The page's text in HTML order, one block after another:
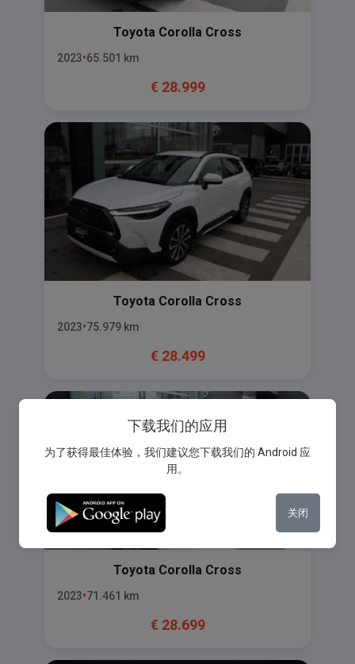
Toyota Corolla Cross
2023 65.501 km
€ 28.999
Toyota Corolla Cross
2023 75.979 km
€ 28.499
Toyota Corolla Cross
2023 71.461 km
€ 28.699
下载我们的应用
为了获得最佳体验，我们建议您下载我们的 Android 应
用。
关闭